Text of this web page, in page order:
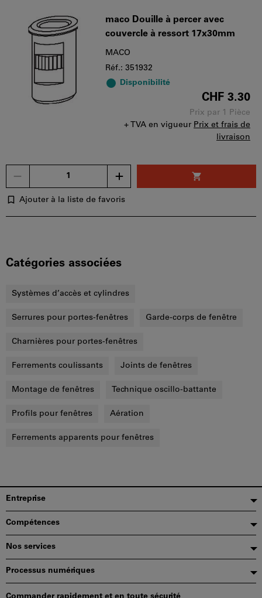
maco Douille à percer avec
couvercle à ressort 17x30mm
MACO
Réf.: 351932
Disponibilité
CHF 3.30
Prix par 1 Pièce
+ TVA en vigueur Prix et frais de
livraison
bon
peut
par
panier.
Ajouter à la liste de favoris
Catégories associées
Systèmes d’accès et cylindres
Serrures pour portes-fenêtres Garde-corps de fenêtre
Charnières pour portes-fenêtres
Ferrements coulissants Joints de fenêtres
Montage de fenêtres Technique oscillo-battante
Profils pour fenêtres Aération
Ferrements apparents pour fenêtres
Pied
de
page
Entreprise
Compétences
Nos services
Processus numériques